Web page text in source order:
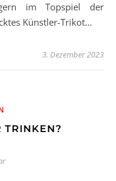
im Topspiel der
Künstler-Trikot…
3. Dezember 2023
TRINKEN?